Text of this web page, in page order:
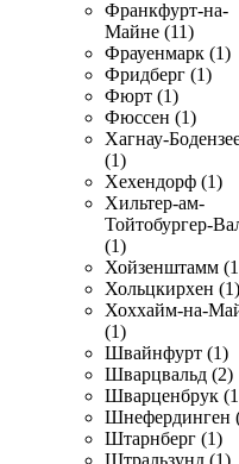
Франкфурт-на-
Майне (11)
Фрауенмарк (1)
Фридберг (1)
Фюрт (1)
Фюссен (1)
Хагнау-
(1)
Хехендорф (1)
Хильтер-ам-
Тойтобургер-
(1)
Хойзенштамм
Хольцкирхен (1)
Хоххайм-на-
(1)
Швайнфурт (1)
Шварцвальд (2)
Шварценбрук
Шнефердинген
Штарнберг (1)
Штральзунд (1)